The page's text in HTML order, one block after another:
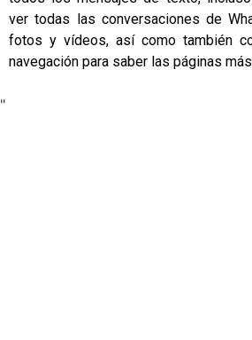
ver todas las conversaciones de
fotos y vídeos, así como también
navegación para saber las páginas
"